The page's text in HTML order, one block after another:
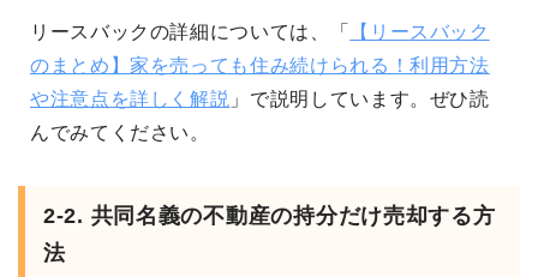
リースバックの詳細については、「
【リースバック
のまとめ】家を売っても住み続けられる！利用方法
や注意点を詳しく解説 」で説明しています。ぜひ読
んでみてください。
2-2. 共同名義の不動産の持分だけ売却する方
法